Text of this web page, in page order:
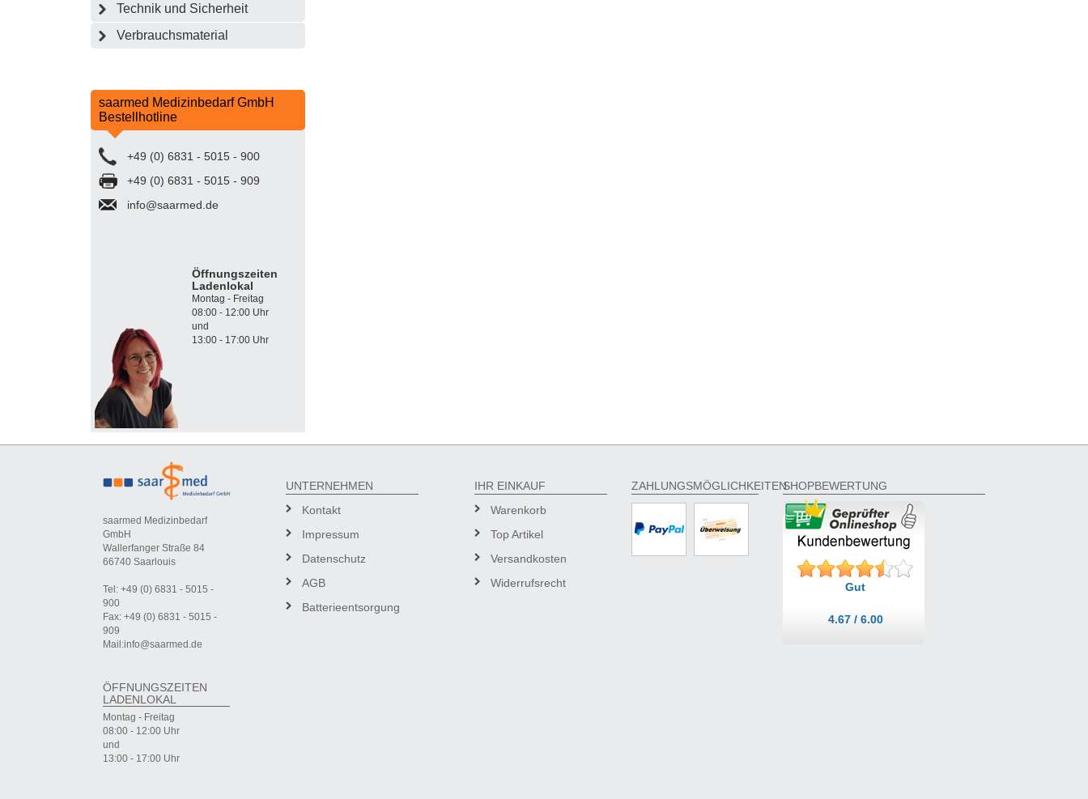
Technik und Sicherheit
Verbrauchsmaterial
saarmed Medizinbedarf GmbH
Bestellhotline
+49 (0) 6831 - 5015 - 900
+49 (0) 6831 - 5015 - 909
info@saarmed.de
Öffnungszeiten
Ladenlokal
Montag - Freitag
08:00 - 12:00 Uhr
und
13:00 - 17:00 Uhr
saarmed Medizinbedarf
GmbH
Wallerfanger Straße 84
66740 Saarlouis
Tel: +49 (0) 6831 - 5015 -
900
Fax: +49 (0) 6831 - 5015 -
909
Mail:info@saarmed.de
ÖFFNUNGSZEITEN
LADENLOKAL
Montag - Freitag
08:00 - 12:00 Uhr
und
13:00 - 17:00 Uhr
UNTERNEHMEN
Kontakt
Impressum
Datenschutz
AGB
Batterieentsorgung
IHR EINKAUF
Warenkorb
Top Artikel
Versandkosten
Widerrufsrecht
ZAHLUNGSMÖGLICHKEITENSHOPBEWERTUNG
Gut
4.67 / 6.00